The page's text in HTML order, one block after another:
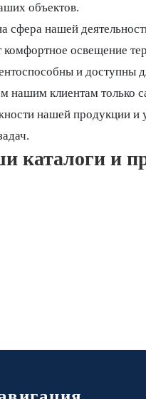
объектов.
сфера нашей
комфортное освещение
и доступны
нашим клиентам только
нашей продукции
каталоги и